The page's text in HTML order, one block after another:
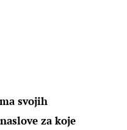
svojih
za koje